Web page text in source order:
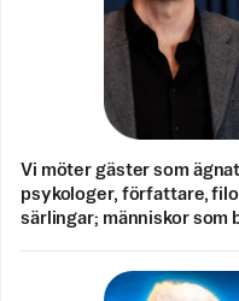
Vi möter gäster som
psykologer, författare,
särlingar; människor som